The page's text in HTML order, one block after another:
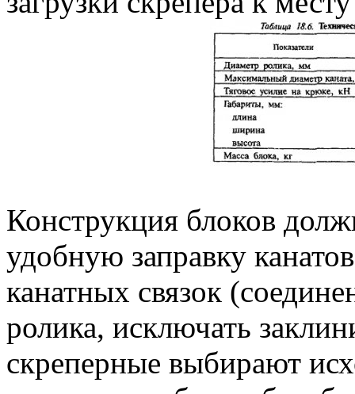
Конструкция блоков
удобную заправку
канатных связок
ролика, исключать
скреперные выбирают